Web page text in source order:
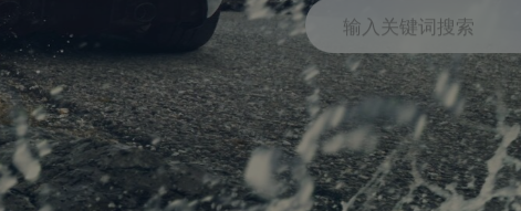
输入关键词搜索